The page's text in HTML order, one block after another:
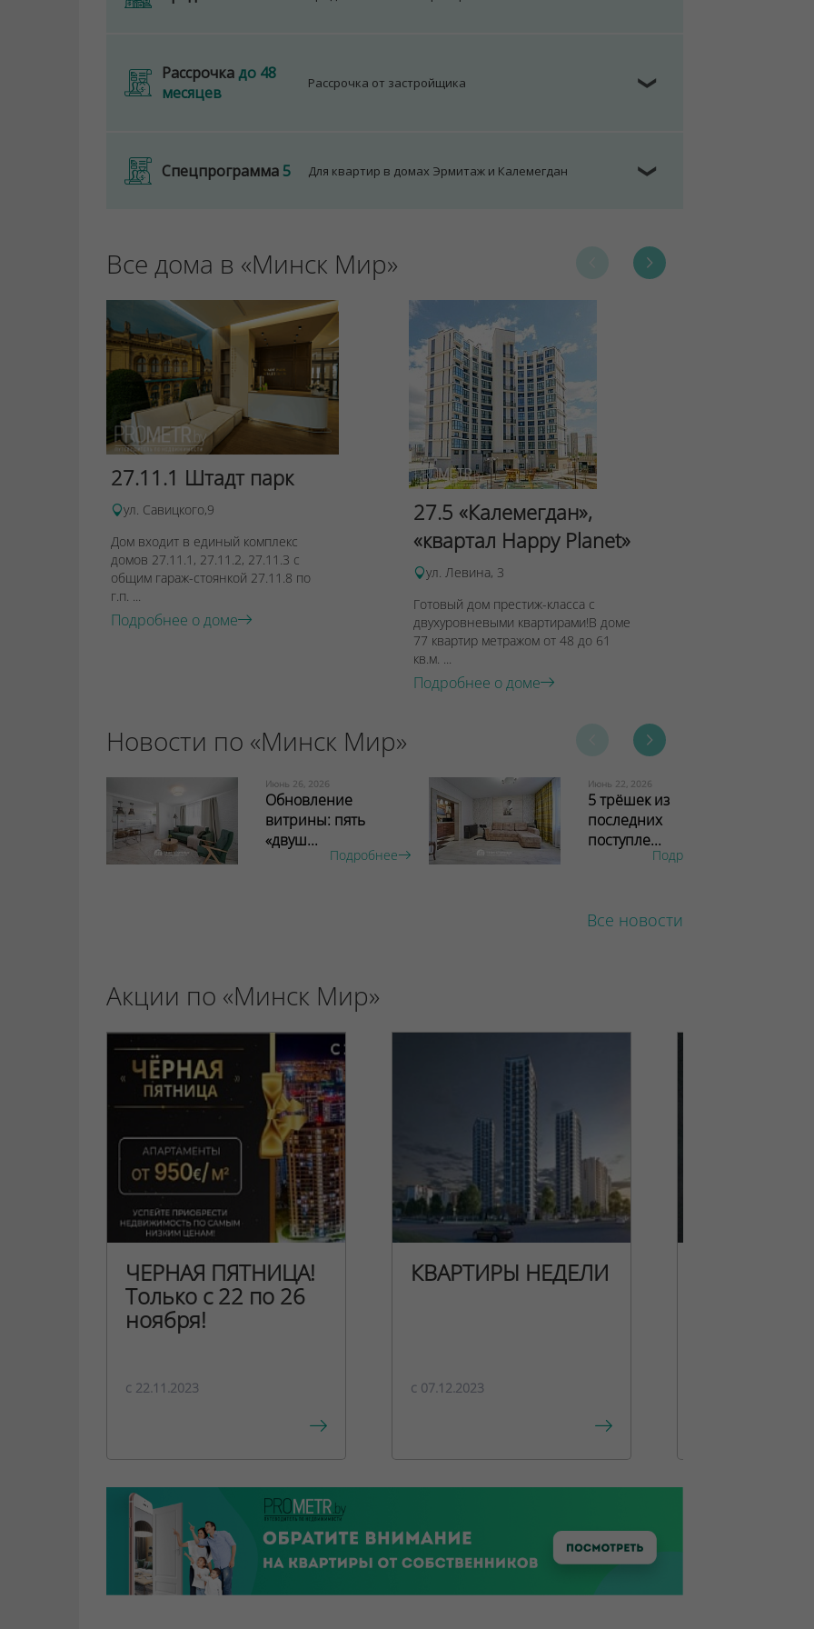
Рассрочкадо 48
месяцев
Рассрочка от застройщика ❯
Спецпрограмма5 Для квартир в домах Эрмитаж и Калемегдан ❯
Все дома в «Минск Мир»
27.11.1 Штадт парк
ул. Савицкого,9
Дом входит в единый комплекс
домов 27.11.1, 27.11.2, 27.11.3 с
общим гараж-стоянкой 27.11.8 по
г.п. ...
Подробнее о доме
27.5 «Калемегдан»,
«квартал Happy Planet»
ул. Левина, 3
Готовый дом престиж-класса с
двухуровневыми квартирами!В доме
77 квартир метражом от 48 до 61
кв.м. ...
Подробнее о доме
Новости по «Минск Мир»
Июнь 26, 2026
Обновление
витрины: пять
«двуш...
Подробнее
Июнь 22, 2026
5 трёшек из
последних
поступле...
Подробнее
Все новости
Акции по «Минск Мир»
ЧЕРНАЯ ПЯТНИЦА!
Только с 22 по 26
ноября!
c 22.11.2023
КВАРТИРЫ НЕДЕЛИ
c 07.12.2023